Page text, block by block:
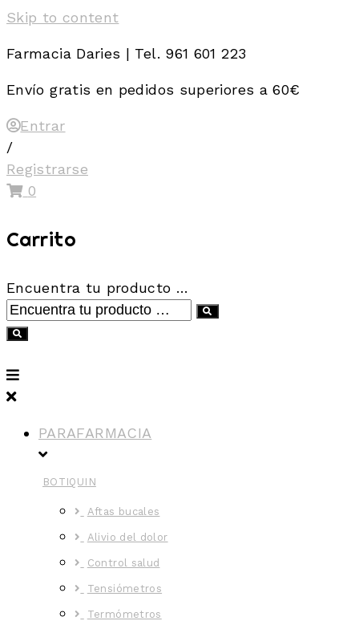
Skip to content
Farmacia Daries | Tel. 961 601 223
Envío gratis en pedidos superiores a 60€
Entrar
/
Registrarse
0
Carrito
Encuentra tu producto …
PARAFARMACIA
BOTIQUIN
Aftas bucales
Alivio del dolor
Control salud
Tensiómetros
Termómetros